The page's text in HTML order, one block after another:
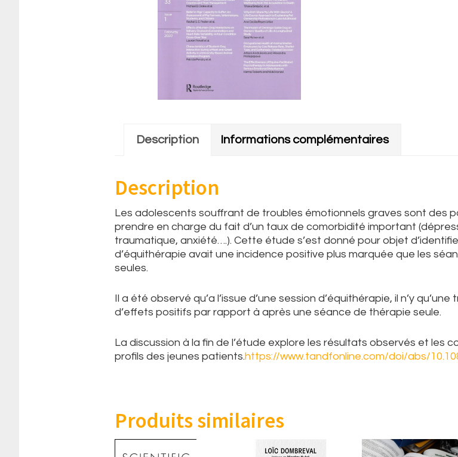
Description Informations complémentaires
Description
Les adolescents souffrant de troubles émotionnels graves sont des
prendre en charge du fait d’un taux de comorbidité important
traumatique, anxiété….). Cette étude s’est donné pour objet
d’équithérapie avait une incidence positive plus marquée que les
seules.
Il a été observé qu’a l’issue d’une session d’équithérapie, il n’y
d’effets positifs par rapport à après une séance de thérapie seule.
La discussion à la fin de l’étude explore les résultats observés et les
profils des jeunes patients.https://www.tandfonline.com/doi/abs/
Produits similaires